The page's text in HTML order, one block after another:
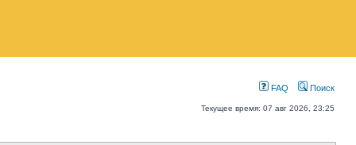
FAQ Поиск
Текущее время: 07 авг 2026, 23:25